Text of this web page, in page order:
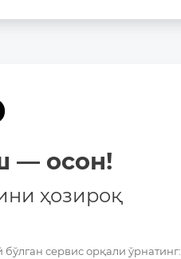
— осон!
ҳозироқ
сервис орқали ўрнатинг: